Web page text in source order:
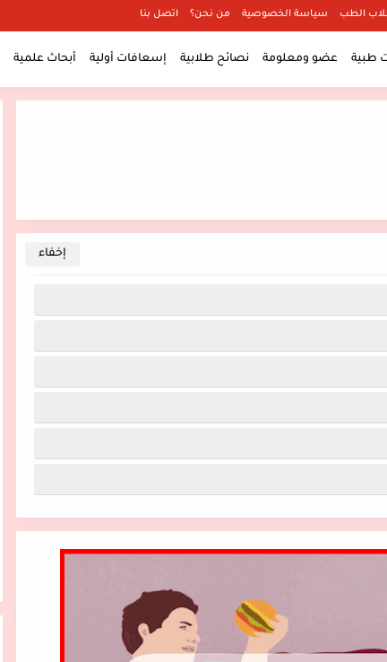
الطب سياسة الخصوصية من نحن؟ اتصل بنا
طبية عضو ومعلومة نصائح طلابية إسعافات أولية أبحاث علمية